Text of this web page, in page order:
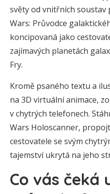
světy od vnitřních soustav
Wars: Průvodce
koncipovaná jako
zajímavých planetách
Fry.
Kromě psaného textu a
na 3D virtuální animace,
v chytrých telefonech.
Wars Holoscanner,
cestovatele se svým
tajemství ukrytá na jeho
Co vás čeká